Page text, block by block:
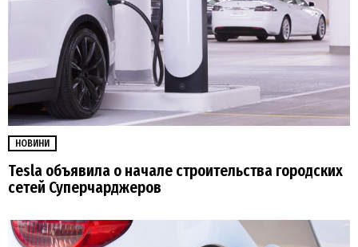
НОВИНИ
Tesla объявила о начале строительства городских
сетей Суперчарджеров